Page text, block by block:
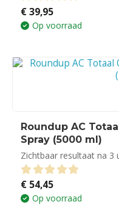
0 out of 5
€39,95
Op voorraad
Roundup AC
Spray (5000 ml)
Zichtbaar resultaat na
0 out of 5
€ 54,45
Op voorraad